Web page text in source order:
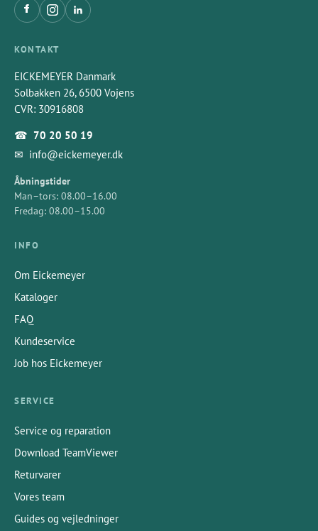
KONTAKT
EICKEMEYER Danmark
Solbakken 26, 6500 Vojens
CVR: 30916808
☎ 70 20 50 19
✉ info@eickemeyer.dk
Åbningstider
Man–tors: 08.00–16.00
Fredag: 08.00–15.00
INFO
Om Eickemeyer
Kataloger
FAQ
Kundeservice
Job hos Eickemeyer
SERVICE
Service og reparation
Download TeamViewer
Returvarer
Vores team
Guides og vejledninger